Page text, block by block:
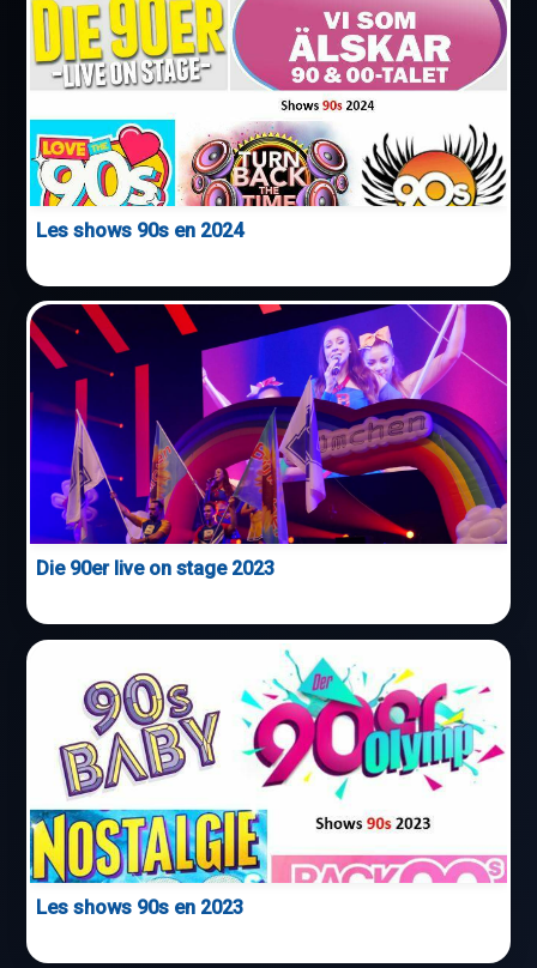
Les shows 90s en 2024
Die 90er live on stage 2023
Les shows 90s en 2023